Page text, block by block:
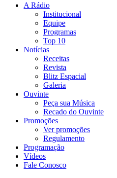
A Rádio
Institucional
Equipe
Programas
Top 10
Notícias
Receitas
Revista
Blitz Espacial
Galeria
Ouvinte
Peça sua Música
Recado do Ouvinte
Promoções
Ver promoções
Regulamento
Programação
Vídeos
Fale Conosco